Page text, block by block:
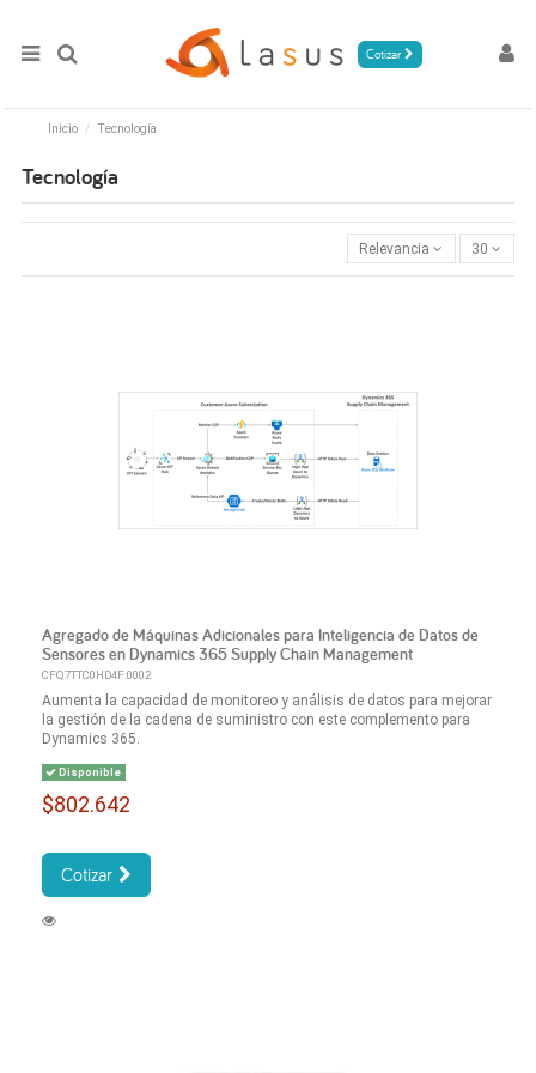
Cotizar
Inicio Tecnología
Tecnología
Relevancia 30
Agregado de Máquinas Adicionales para Inteligencia de Datos de
Sensores en Dynamics 365 Supply Chain Management
CFQ7TTC0HD4F:0002
Aumenta la capacidad de monitoreo y análisis de datos para mejorar
la gestión de la cadena de suministro con este complemento para
Dynamics 365.
Disponible
$802.642
Cotizar